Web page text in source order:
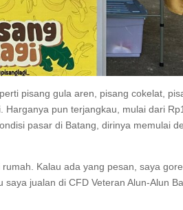
pisang gula aren, pisang cokelat,
pun terjangkau, mulai dari
pasar di Batang, dirinya memulai
Kalau ada yang pesan, saya
jualan di CFD Veteran Alun-Alun